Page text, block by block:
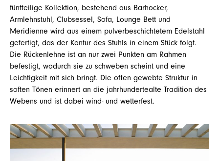
fünfteilige Kollektion, bestehend aus Barhocker,
Armlehnstuhl, Clubsessel, Sofa, Lounge Bett und
Meridienne wird aus einem pulverbeschichtetem Edelstahl
gefertigt, das der Kontur des Stuhls in einem Stück folgt.
Die Rückenlehne ist an nur zwei Punkten am Rahmen
befestigt, wodurch sie zu schweben scheint und eine
Leichtigkeit mit sich bringt. Die offen gewebte Struktur in
soften Tönen erinnert an die jahrhundertealte Tradition des
Webens und ist dabei wind- und wetterfest.